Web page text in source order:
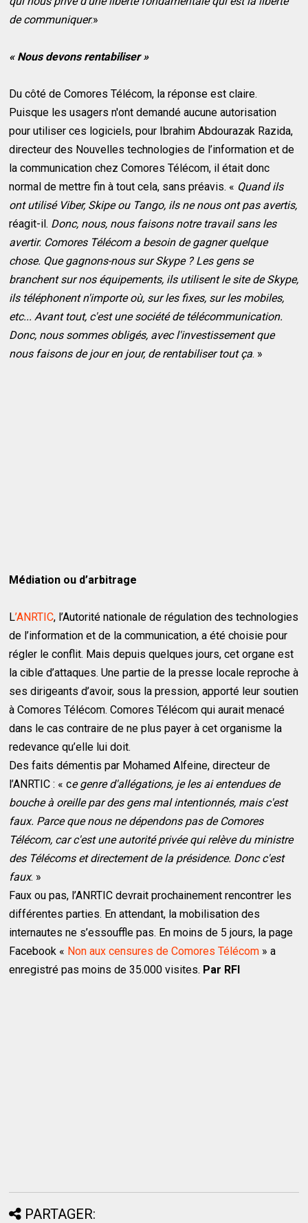
de communiquer.»
« Nous devons rentabiliser »
Du côté de Comores Télécom, la réponse est claire.
Puisque les usagers n'ont demandé aucune autorisation
pour utiliser ces logiciels, pour Ibrahim Abdourazak Razida,
directeur des Nouvelles technologies de l’information et de
la communication chez Comores Télécom, il était donc
normal de mettre fin à tout cela, sans préavis. « Quand ils
ont utilisé Viber, Skipe ou Tango, ils ne nous ont pas avertis,
réagit-il. Donc, nous, nous faisons notre travail sans les
avertir. Comores Télécom a besoin de gagner quelque
chose. Que gagnons-nous sur Skype ? Les gens se
branchent sur nos équipements, ils utilisent le site de Skype,
ils téléphonent n'importe où, sur les fixes, sur les mobiles,
etc... Avant tout, c'est une société de télécommunication.
Donc, nous sommes obligés, avec l'investissement que
nous faisons de jour en jour, de rentabiliser tout ça. »
Médiation ou d’arbitrage
L’ANRTIC, l’Autorité nationale de régulation des technologies
de l’information et de la communication, a été choisie pour
régler le conflit. Mais depuis quelques jours, cet organe est
la cible d’attaques. Une partie de la presse locale reproche à
ses dirigeants d’avoir, sous la pression, apporté leur soutien
à Comores Télécom. Comores Télécom qui aurait menacé
dans le cas contraire de ne plus payer à cet organisme la
redevance qu’elle lui doit.
Des faits démentis par Mohamed Alfeine, directeur de
l’ANRTIC : « ce genre d'allégations, je les ai entendues de
bouche à oreille par des gens mal intentionnés, mais c'est
faux. Parce que nous ne dépendons pas de Comores
Télécom, car c'est une autorité privée qui relève du ministre
des Télécoms et directement de la présidence. Donc c'est
faux. »
Faux ou pas, l’ANRTIC devrait prochainement rencontrer les
différentes parties. En attendant, la mobilisation des
internautes ne s’essouffle pas. En moins de 5 jours, la page
Facebook « Non aux censures de Comores Télécom » a
enregistré pas moins de 35.000 visites. Par RFI
PARTAGER: